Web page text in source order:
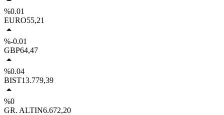
%0.01
EURO55,21
%-0.01
GBP64,47
%0.04
BIST13.779,39
%0
GR. ALTIN6.672,20